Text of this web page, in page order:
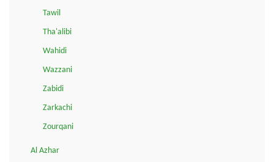
Tawil
Tha'alibi
Wahidi
Wazzani
Zabidi
Zarkachi
Zourqani
Al Azhar